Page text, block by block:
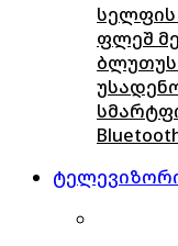
სელფის
ფლეშ